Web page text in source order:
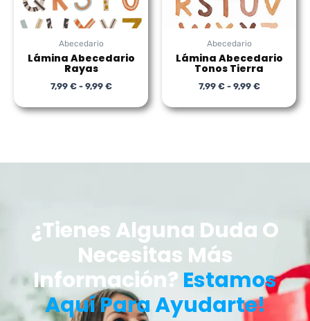
Abecedario
Lámina Abecedario
Rayas
7,99 € - 9,99 €
Abecedario
Lámina Abecedario
Tonos Tierra
7,99 € - 9,99 €
¿Tienes Alguna Duda O
Necesitas Más
Información? Estamos
Aquí Para Ayudarte!